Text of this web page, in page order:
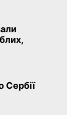
Сербії